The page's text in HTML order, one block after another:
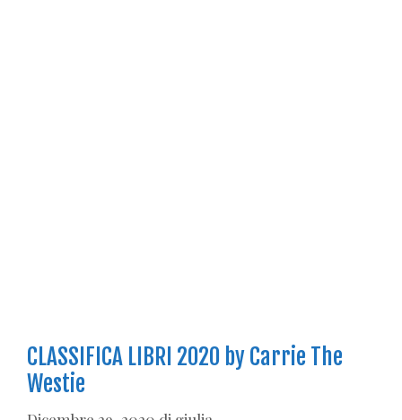
CLASSIFICA LIBRI 2020 by Carrie The
Westie